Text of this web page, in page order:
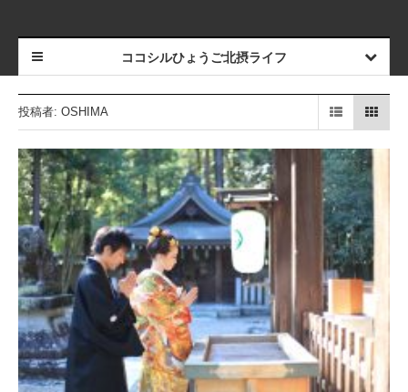
ココシルひょうご北摂ライフ
投稿者: OSHIMA